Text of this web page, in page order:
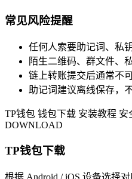
常见风险提醒
任何人索要助记词、私
陌生二维码、群文件、
链上转账提交后通常不
助记词建议离线保存，
TP钱包 钱包下载 安装教程 安
DOWNLOAD
TP钱包下载